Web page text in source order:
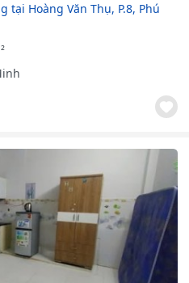
tại Hoàng Văn Thụ, P.8, Phú